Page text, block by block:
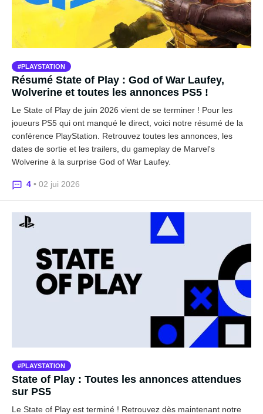
PLAYSTATION
Résumé State of Play : God of War Laufey,
Wolverine et toutes les annonces PS5 !
Le State of Play de juin 2026 vient de se terminer ! Pour les
joueurs PS5 qui ont manqué le direct, voici notre résumé de la
conférence PlayStation. Retrouvez toutes les annonces, les
dates de sortie et les trailers, du gameplay de Marvel's
Wolverine à la surprise God of War Laufey.
4 • 02 jui 2026
PLAYSTATION
State of Play : Toutes les annonces attendues
sur PS5
Le State of Play est terminé ! Retrouvez dès maintenant notre